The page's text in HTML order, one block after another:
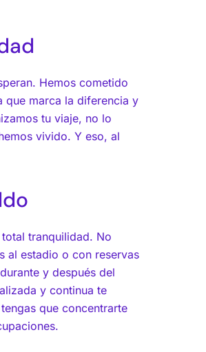
Hemos cometido
que marca la diferencia y
tu viaje, no lo
vivido. Y eso, al
tranquilidad. No
al estadio o con reservas
y después del
y continua te
que concentrarte